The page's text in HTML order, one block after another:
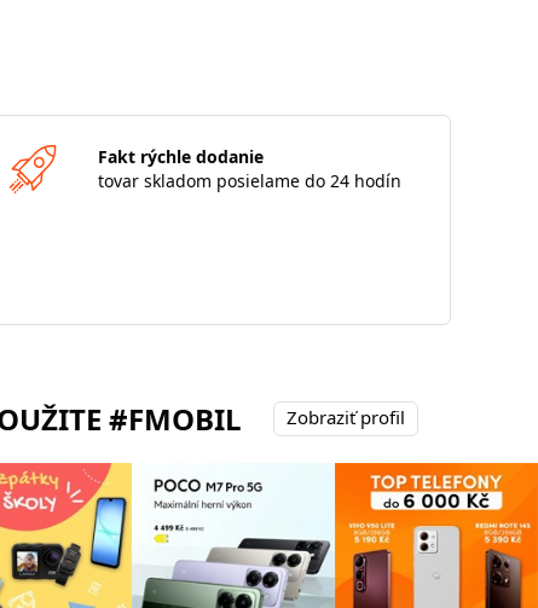
Fakt rýchle dodanie
tovar skladom posielame do 24 hodín
#FMOBIL Zobraziť profil